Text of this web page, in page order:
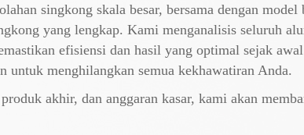
singkong skala besar, bersama dengan
yang lengkap. Kami menganalisis seluruh
efisiensi dan hasil yang optimal sejak
untuk menghilangkan semua kekhawatiran Anda.
akhir, dan anggaran kasar, kami akan